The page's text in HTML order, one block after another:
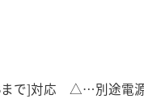
]対応 △…別途電源